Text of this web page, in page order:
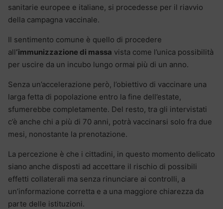
sanitarie europee e italiane, si procedesse per il riavvio
della campagna vaccinale.
Il sentimento comune è quello di procedere
all‘immunizzazione di massa vista come l’unica possibilità
per uscire da un incubo lungo ormai più di un anno.
Senza un’accelerazione però, l’obiettivo di vaccinare una
larga fetta di popolazione entro la fine dell’estate,
sfumerebbe completamente. Del resto, tra gli intervistati
c’è anche chi a più di 70 anni, potrà vaccinarsi solo fra due
mesi, nonostante la prenotazione.
La percezione è che i cittadini, in questo momento delicato
siano anche disposti ad accettare il rischio di possibili
effetti collaterali ma senza rinunciare ai controlli, a
un’informazione corretta e a una maggiore chiarezza da
parte delle istituzioni.